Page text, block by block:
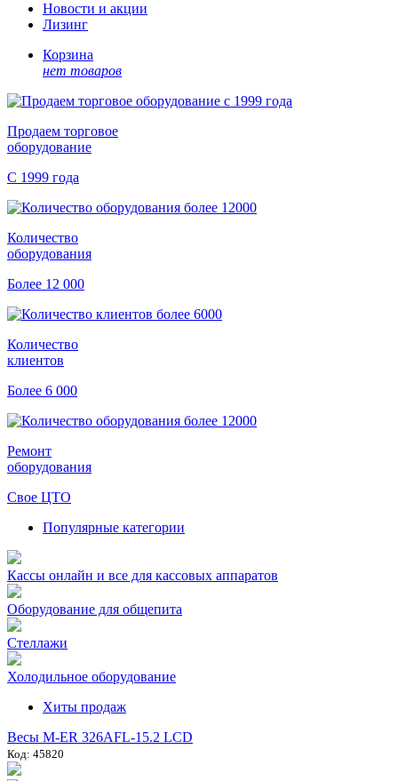
Новости и акции
Лизинг
Корзина
нет товаров
Продаем торговое
оборудование
С 1999 года
Количество
оборудования
Более 12 000
Количество
клиентов
Более 6 000
Ремонт
оборудования
Свое ЦТО
Популярные категории
Кассы онлайн и все для кассовых аппаратов
Оборудование для общепита
Стеллажи
Холодильное оборудование
Хиты продаж
Весы M-ER 326AFL-15.2 LCD
Код: 45820